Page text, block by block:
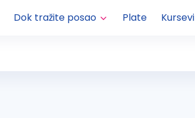
Dok tražite posao Plate Kursevi